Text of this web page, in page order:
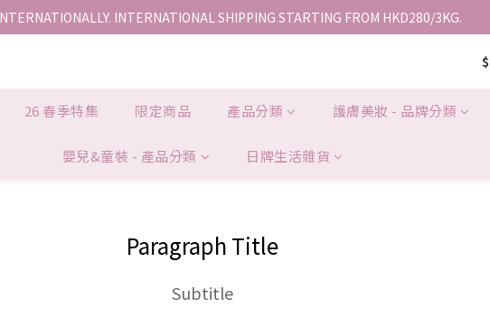
香港地區全店免運。免運費適用於香港順豐站、營業點或智能櫃取件。
INTERNATIONAL SHIPPING STARTING FROM HKD280/3KG.
$
26 春季特集 限定商品 產品分類 護膚美妝 - 品牌分類
嬰兒&童裝 - 產品分類 日牌生活雜貨
Paragraph Title
Subtitle